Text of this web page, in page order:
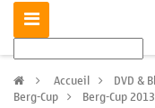
> Accueil > DVD &
Berg-Cup > Berg-Cup 2013